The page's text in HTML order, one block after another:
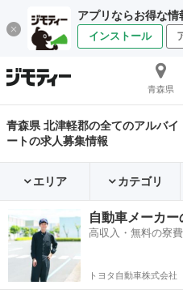
アプリならお得な情
インストール
青森県
青森県 北津軽郡の全てのアルバイ
ートの求人募集情報
エリア カテゴリ
自動車メーカ
高収入・無料の寮
トヨタ自動車株式会社